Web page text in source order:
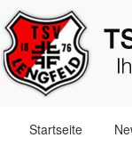
überspringen
Startseite